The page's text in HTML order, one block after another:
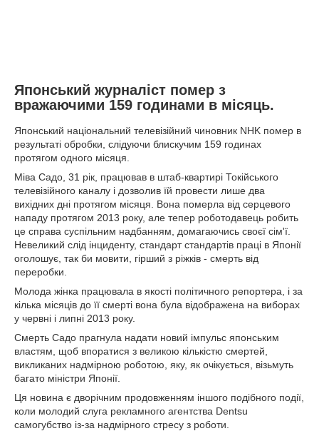
Японський журналіст помер з
вражаючими 159 годинами в місяць.
Японський національний телевізійний чиновник NHK помер в
результаті обробки, слідуючи блискучим 159 годинах
протягом одного місяця.
Міва Садо, 31 рік, працював в штаб-квартирі Токійського
телевізійного каналу і дозволив їй провести лише два
вихідних дні протягом місяця. Вона померла від серцевого
нападу протягом 2013 року, але тепер роботодавець робить
це справа суспільним надбанням, домагаючись своєї сім'ї.
Невеликий слід інциденту, стандарт стандартів праці в Японії
оголошує, так би мовити, гірший з ріжків - смерть від
переробки.
Молода жінка працювала в якості політичного репортера, і за
кілька місяців до її смерті вона була відображена на виборах
у червні і липні 2013 року.
Смерть Садо прагнула надати новий імпульс японським
властям, щоб впоратися з великою кількістю смертей,
викликаних надмірною роботою, яку, як очікується, візьмуть
багато міністри Японії.
Ця новина є дворічним продовженням іншого подібного події,
коли молодий слуга рекламного агентства Dentsu
самогубство із-за надмірного стресу з роботи.